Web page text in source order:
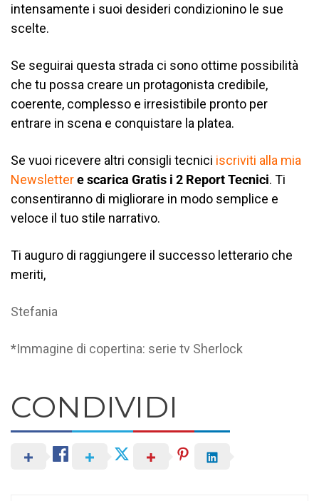
intensamente i suoi desideri condizionino le sue
scelte.
Se seguirai questa strada ci sono ottime possibilità
che tu possa creare un protagonista credibile,
coerente, complesso e irresistibile pronto per
entrare in scena e conquistare la platea.
Se vuoi ricevere altri consigli tecnici iscriviti alla mia
Newsletterescarica Gratis i 2 Report Tecnici. Ti
consentiranno di migliorare in modo semplice e
veloce il tuo stile narrativo.
Ti auguro di raggiungere il successo letterario che
meriti,
Stefania
*Immagine di copertina: serie tv Sherlock
CONDIVIDI